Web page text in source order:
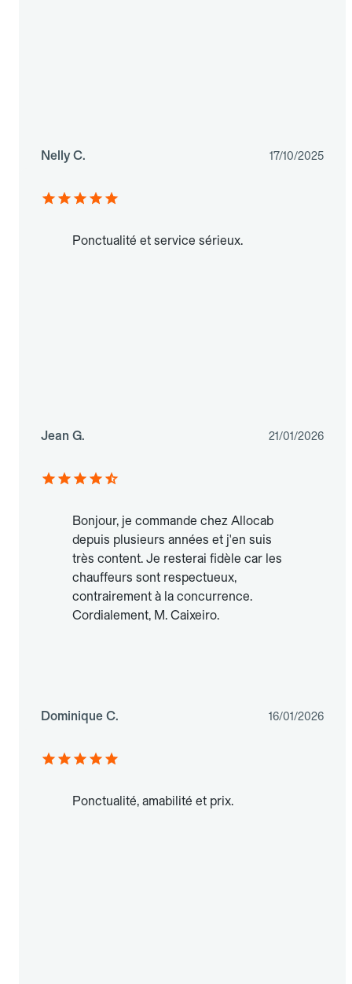
Nelly C. 17/10/2025
Ponctualité et service sérieux.
Jean G. 21/01/2026
Bonjour, je commande chez Allocab
depuis plusieurs années et j'en suis
très content. Je resterai fidèle car les
chauffeurs sont respectueux,
contrairement à la concurrence.
Cordialement, M. Caixeiro.
Dominique C. 16/01/2026
Ponctualité, amabilité et prix.